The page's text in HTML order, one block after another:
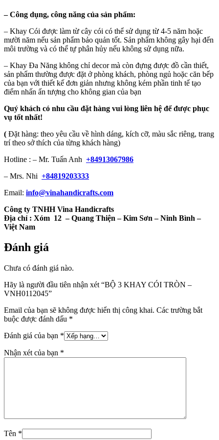
–Công dụng, công năng của sản phẩm:
– Khay Cói được làm từ cây cói có thể sử dụng từ 4-5 năm hoặc
mười năm nếu sản phẩm bảo quản tốt. Sản phẩm không gây hại đến
môi trường và có thể tự phân hủy nếu không sử dụng nữa.
– Khay Đa Năng không chỉ decor mà còn đựng được đồ cần thiết,
sản phẩm thường được đặt ở phòng khách, phòng ngủ hoặc căn bếp
của bạn với thiết kế đơn giản nhưng không kém phần tinh tế tạo
điểm nhấn ấn tượng cho không gian của bạn
Quý khách có nhu cầu đặt hàng vui lòng liên hệ để được phục
vụ tốt nhất!
( Đặt hàng: theo yêu cầu về hình dáng, kích cỡ, màu sắc riêng, trang
trí theo sở thích của từng khách hàng)
Hotline : – Mr. Tuấn Anh +84913067986
– Mrs. Nhi +84819203333
Email: info@vinahandicrafts.com
Công ty TNHH Vina Handicrafts
Địa chỉ : Xóm 12 – Quang Thiện – Kim Sơn – Ninh Bình –
Việt Nam
Đánh giá
Chưa có đánh giá nào.
Hãy là người đầu tiên nhận xét “BỘ 3 KHAY CÓI TRÒN –
VNH0112045”
Email của bạn sẽ không được hiển thị công khai. Các trường bắt
buộc được đánh dấu *
Đánh giá của bạn *
Nhận xét của bạn *
Tên *